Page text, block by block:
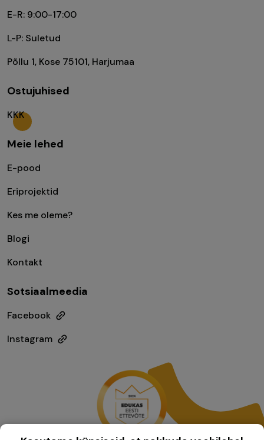
E-R: 9:00-17:00
L-P: Suletud
Põllu 1, Kose 75101, Harjumaa
Ostujuhised
KKK
Meie lehed
E-pood
Eriprojektid
Kes me oleme?
Blogi
Kontakt
Sotsiaalmeedia
Facebook
Instagram